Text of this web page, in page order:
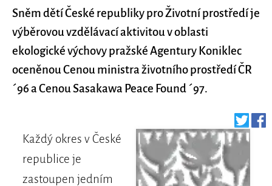
Sněm dětí České republiky pro Životní prostředí je
výběrovou vzdělávací aktivitou v oblasti
ekologické výchovy pražské Agentury Koniklec
oceněnou Cenou ministra životního prostředí ČR
´96 a Cenou Sasakawa Peace Found ´97.
Každý okres v České
republice je
zastoupen jedním